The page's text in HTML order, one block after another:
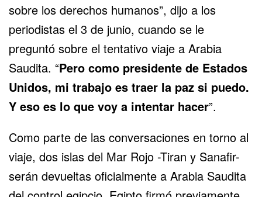
sobre los derechos humanos”, dijo a los
periodistas el 3 de junio, cuando se le
preguntó sobre el tentativo viaje a Arabia
Saudita. “Pero como presidente de Estados
Unidos, mi trabajo es traer la paz si puedo.
Y eso es lo que voy a intentar hacer”.
Como parte de las conversaciones en torno al
viaje, dos islas del Mar Rojo -Tiran y Sanafir-
serán devueltas oficialmente a Arabia Saudita